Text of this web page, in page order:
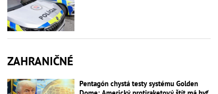
ZAHRANIČNÉ
Pentagón chystá testy systému Golden